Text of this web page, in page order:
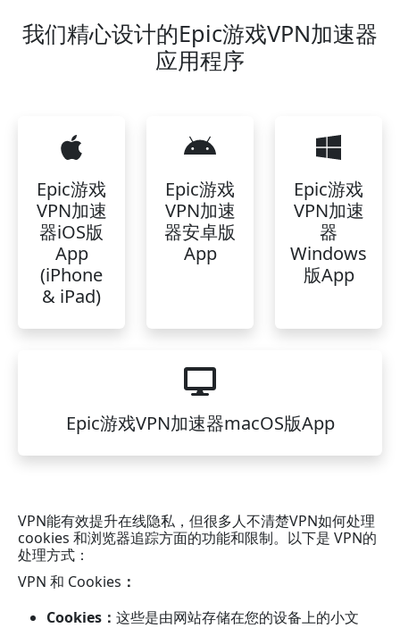
我们精心设计的Epic游戏VPN加速器
应用程序
Epic游戏
VPN加速
器iOS版
App
(iPhone
& iPad)
Epic游戏
VPN加速
器安卓版
App
Epic游戏
VPN加速
器
Windows
版App
Epic游戏VPN加速器macOS版App
VPN能有效提升在线隐私，但很多人不清楚VPN如何处理
cookies 和浏览器追踪方面的功能和限制。以下是 VPN的
处理方式：
VPN 和 Cookies ：
Cookies： 这些是由网站存储在您的设备上的小文